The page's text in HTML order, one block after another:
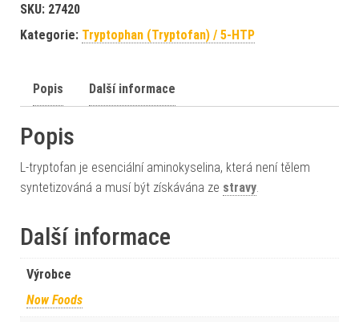
SKU: 27420
Kategorie: Tryptophan (Tryptofan) / 5-HTP
Popis Další informace
Popis
L-tryptofan je esenciální aminokyselina, která není tělem
syntetizováná a musí být získávána ze stravy
Další informace
Výrobce
Now Foods